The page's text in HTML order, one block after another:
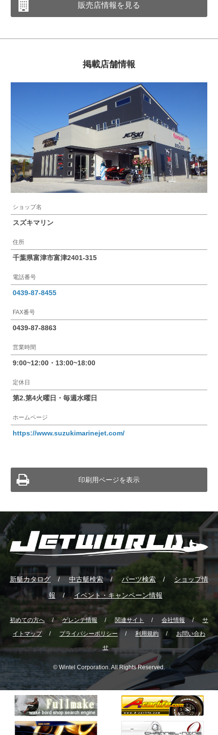
販売店情報を見る
掲載店舗情報
ショップ名
スズキマリン
住所
千葉県富津市富津2401-315
電話番号
0439-87-8455
FAX番号
0439-87-8863
営業時間
9:00~12:00・13:00~18:00
定休日
第2.第4火曜日・毎週水曜日
ホームページ
https://www.suzukimarinejet.com/
印刷用ページを表示
新艇カタログ 中古艇検索 パーツ検索 ショップ情
報 イベント・キャンペーン情報
初めての方へ ゲレンテ情報 関連サイト 会社情報
サ
イトマップ
プライバシーポリシー 利用規約
お問い合わ
せ
© Wintel Corporation. All Rights Reserved.